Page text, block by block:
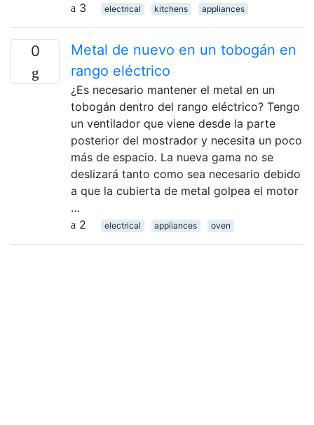
3
electrical kitchens appliances
0
Metal de nuevo en un tobogán en
rango eléctrico
¿Es necesario mantener el metal en un
tobogán dentro del rango eléctrico? Tengo
un ventilador que viene desde la parte
posterior del mostrador y necesita un poco
más de espacio. La nueva gama no se
deslizará tanto como sea necesario debido
a que la cubierta de metal golpea el motor
…
2
electrical appliances oven